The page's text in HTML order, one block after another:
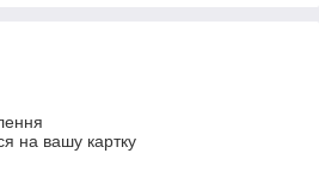
на вашу картку